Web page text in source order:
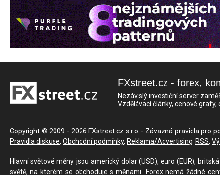
FXstreet.cz - forex,
Nezávislý investiční server
Vzdělávací články, cenové
Copyright © 2009 - 2026 FXstreet.cz s.r.o. - Závazná pravidla pro
Pravidla diskuse, Obchodní podmínky, Reklama/Advertising, RSS,
Hlavní světové měny jsou americký dolar (USD), euro (EUR),
světě, na kterém se obchoduje s měnami. Forex nemá žádné